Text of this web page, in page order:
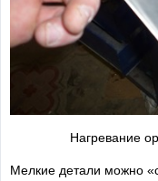
Нагревание
Мелкие детали можно